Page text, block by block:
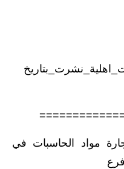
مواد الحاسبات في